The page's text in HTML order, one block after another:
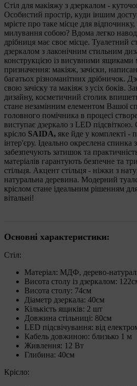
Стіл для макіяжу з дзеркалом -
Особистий простір, куди іншим
мрієте про таке місце для
милування собою? Вдома легко
дрібниця має своє місце. Туалетний
дзеркалом з лаконічним стильним
конструкцією із висувними ящиками
призначення: макіяж, зачіски,
багатьох різноманітних дрібничок.
свою зачіску та макіяж з усіх боків.
дизайну, косметичний столик
стане незамінним елементом Вашої
головного помічника в процесі
виступає дзеркало з LED
крісло SAIDA, яке йде у комплекті -
інтер'єру. Ідеально окреслена
забезпечують затишок та
матеріалів гарантують безпечне та
стільця. Акцент стільця - ніжки з
натуральна деревина. Модерний
кріслом стане ідеальним рішенням
вітальні!
Основні характеристики:
Стіл:
Матеріал: МДФ, дерево-
Висота столу із дзеркалом:
Висота столу: 74см
Діаметр дзеркала: 40см
Кількість ящиків: 2 шт
Довжина стільниці: 80см
LED підсвічування: від
Кабель довжиною: близько 1 м
Живлення: 12 Вт
Глибина: 40см
Крісло: